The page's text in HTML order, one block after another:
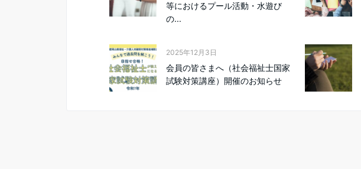
等におけるプール活動・水遊び
の...
2025年12月3日
会員の皆さまへ（社会福祉士国家
試験対策講座）開催のお知らせ